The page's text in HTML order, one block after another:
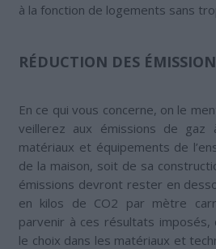
à la fonction de logements sans
RÉDUCTION DES
En ce qui vous concerne, on le
veillerez aux émissions de
matériaux et équipements de
de la maison, soit de sa
émissions devront rester en
en kilos de CO2 par mètre
parvenir à ces résultats
le choix dans les matériaux et